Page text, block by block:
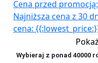
Cena przed promocją:
Najniższa cena z 30
cena:
Wybieraj z ponad 40000